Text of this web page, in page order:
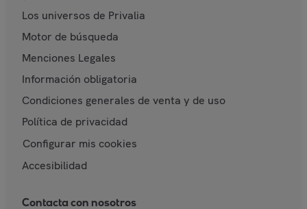
Los universos de Privalia
Motor de búsqueda
Menciones Legales
Información obligatoria
Condiciones generales de venta y de uso
Política de privacidad
Configurar mis cookies
Accesibilidad
Contacta con nosotros